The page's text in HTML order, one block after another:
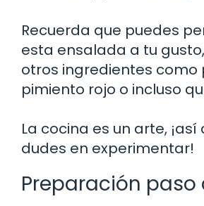
Recuerda que puedes
esta ensalada a tu
otros ingredientes como
pimiento rojo o incluso
La cocina es un arte, ¡así
dudes en experimentar!
Preparación paso